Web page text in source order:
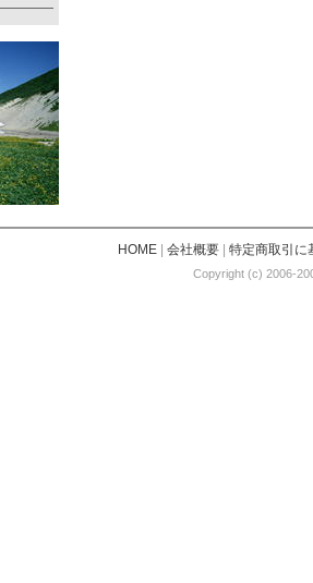
HOME| 会社概要| 特定商取引に
Copyright (c) 2006-